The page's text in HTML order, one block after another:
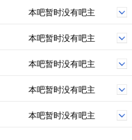
本吧暂时没有吧主
本吧暂时没有吧主
本吧暂时没有吧主
本吧暂时没有吧主
本吧暂时没有吧主